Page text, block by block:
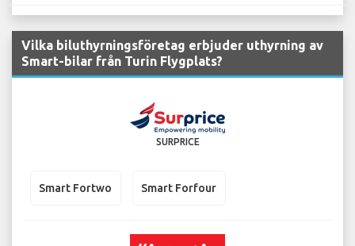
Vilka biluthyrningsföretag erbjuder uthyrning av
Smart-bilar från Turin Flygplats?
SURPRICE
Smart Fortwo Smart Forfour